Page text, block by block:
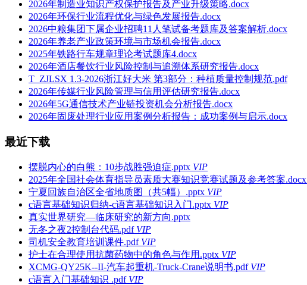
2026年制造业知识产权保护报告及产业升级策略.docx
2026年环保行业流程优化与绿色发展报告.docx
2026中粮集团下属企业招聘11人笔试备考题库及答案解析.docx
2026年养老产业政策环境与市场机会报告.docx
2025年铁路行车规章理论考试题库4.docx
2026年酒店餐饮行业风险控制与追溯体系研究报告.docx
T_ZJLSX 1.3-2026浙江好大米 第3部分：种植质量控制规范.pdf
2026年传媒行业风险管理与信用评估研究报告.docx
2026年5G通信技术产业链投资机会分析报告.docx
2026年固废处理行业应用案例分析报告：成功案例与启示.docx
最近下载
摆脱内心的白熊：10步战胜强迫症.pptx VIP
2025年全国社会体育指导员素质大赛知识竞赛试题及参考答案.docx
宁夏回族自治区全省地质图（共5幅）.pptx VIP
c语言基础知识归纳-c语言基础知识入门.pptx VIP
真实世界研究—临床研究的新方向.pptx
无冬之夜2控制台代码.pdf VIP
司机安全教育培训课件.pdf VIP
护士在合理使用抗菌药物中的角色与作用.pptx VIP
XCMG-QY25K--II-汽车起重机-Truck-Crane说明书.pdf VIP
c语言入门基础知识 .pdf VIP